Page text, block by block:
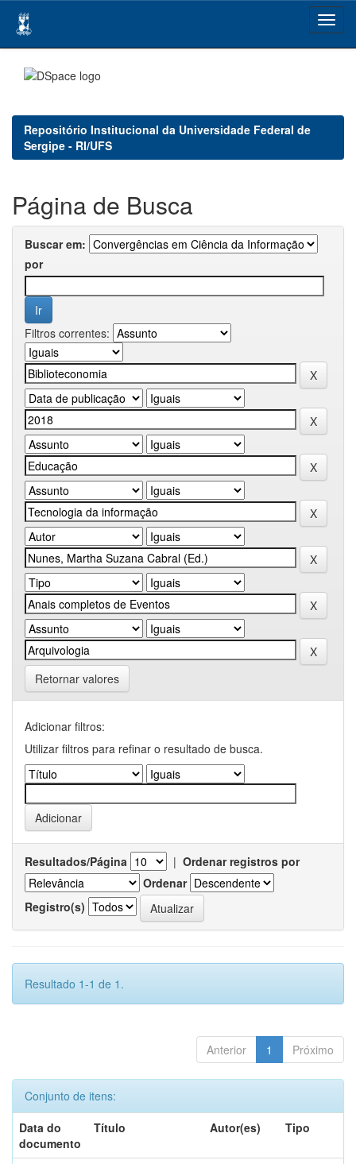
navigation
Repositório Institucional da Universidade Federal de
Sergipe - RI/UFS
Página de Busca
Buscar em:
por
Filtros correntes:
Retornar valores
Adicionar filtros:
Utilizar filtros para refinar o resultado de busca.
Resultados/Página | Ordenar registros por
Ordenar
Registro(s)
Resultado 1-1 de 1.
Anterior 1 Próximo
Conjunto de itens:
Data do
documento
Título Autor(es) Tipo